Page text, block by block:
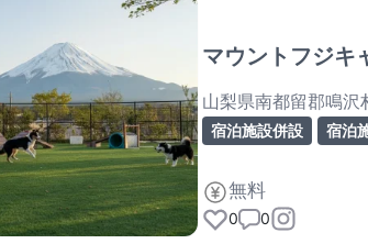
マウントフジキ
山梨県南都留郡鳴沢
宿泊施設併設 宿泊
無料
0 0